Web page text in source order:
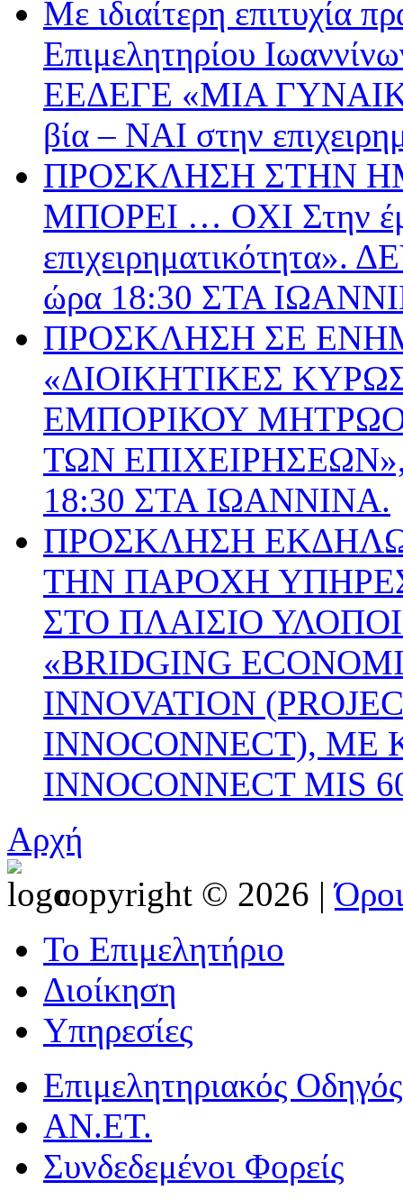
Με ιδιαίτερη επιτυχία
Επιμελητηρίου
ΕΕΔΕΓΕ «ΜΙΑ
βία – ΝΑΙ στην
ΠΡΟΣΚΛΗΣΗ ΣΤΗΝ
ΜΠΟΡΕΙ … ΟΧΙ Στην
ώρα 18:30 ΣΤΑ
ΠΡΟΣΚΛΗΣΗ ΣΕ
«ΔΙΟΙΚΗΤΙΚΕΣ
ΕΜΠΟΡΙΚΟΥ
ΤΩΝ
18:30 ΣΤΑ ΙΩΑΝΝΙΝΑ.
ΠΡΟΣΚΛΗΣΗ
ΤΗΝ ΠΑΡΟΧΗ
ΣΤΟ ΠΛΑΙΣΙΟ
«BRIDGING
INNOVATION
INNOCONNECT),
INNOCONNECT MIS
Αρχή
copyright © 2026 |
Το Επιμελητήριο
Διοίκηση
Υπηρεσίες
Επιμελητηριακός Οδηγός
ΑΝ.ΕΤ.
Συνδεδεμένοι Φορείς